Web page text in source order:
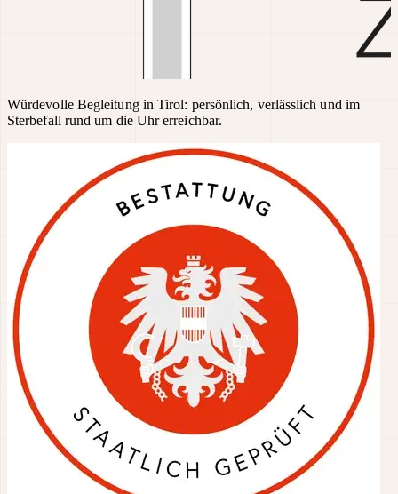
Würdevolle Begleitung in Tirol: persönlich, verlässlich und im
Sterbefall rund um die Uhr erreichbar.